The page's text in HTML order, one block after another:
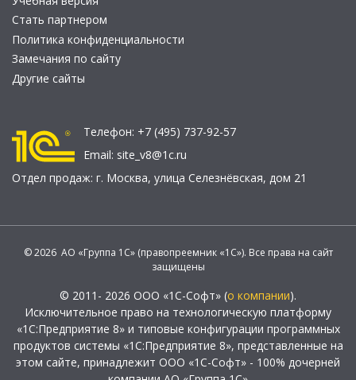
Стать партнером
Политика конфиденциальности
Замечания по сайту
Другие сайты
Телефон: +7 (495) 737-92-57
Email: site_v8@1c.ru
Отдел продаж: г. Москва, улица Селезнёвская, дом 21
© 2026 АО «Группа 1С» (правопреемник «1С»). Все права на сайт
защищены
© 2011- 2026 ООО «1С-Софт» (о компании).
Исключительное право на технологическую платформу
«1С:Предприятие 8» и типовые конфигурации программных
продуктов системы «1С:Предприятие 8», представленные на
этом сайте, принадлежит ООО «1С-Софт» - 100% дочерней